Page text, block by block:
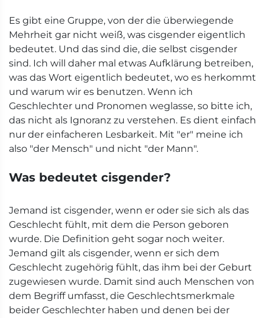
Es gibt eine Gruppe, von der die überwiegende
Mehrheit gar nicht weiß, was cisgender eigentlich
bedeutet. Und das sind die, die selbst cisgender
sind. Ich will daher mal etwas Aufklärung betreiben,
was das Wort eigentlich bedeutet, wo es herkommt
und warum wir es benutzen. Wenn ich
Geschlechter und Pronomen weglasse, so bitte ich,
das nicht als Ignoranz zu verstehen. Es dient einfach
nur der einfacheren Lesbarkeit. Mit "er" meine ich
also "der Mensch" und nicht "der Mann".
Was bedeutet cisgender?
Jemand ist cisgender, wenn er oder sie sich als das
Geschlecht fühlt, mit dem die Person geboren
wurde. Die Definition geht sogar noch weiter.
Jemand gilt als cisgender, wenn er sich dem
Geschlecht zugehörig fühlt, das ihm bei der Geburt
zugewiesen wurde. Damit sind auch Menschen von
dem Begriff umfasst, die Geschlechtsmerkmale
beider Geschlechter haben und denen bei der